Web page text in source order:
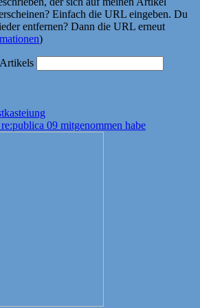
Einfach die URL eingeben. Du
entfernen? Dann die URL erneut
)
09 mitgenommen habe